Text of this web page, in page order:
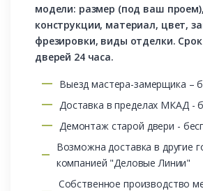
модели: размер (под ваш
конструкции, материал, цвет,
фрезировки, виды отделки. Срок
дверей 24 часа.
Выезд мастера-замерщика –
Доставка в пределах МКАД -
Демонтаж старой двери -
Возможна доставка в другие
компанией "Деловые Линии"
Собственное производство